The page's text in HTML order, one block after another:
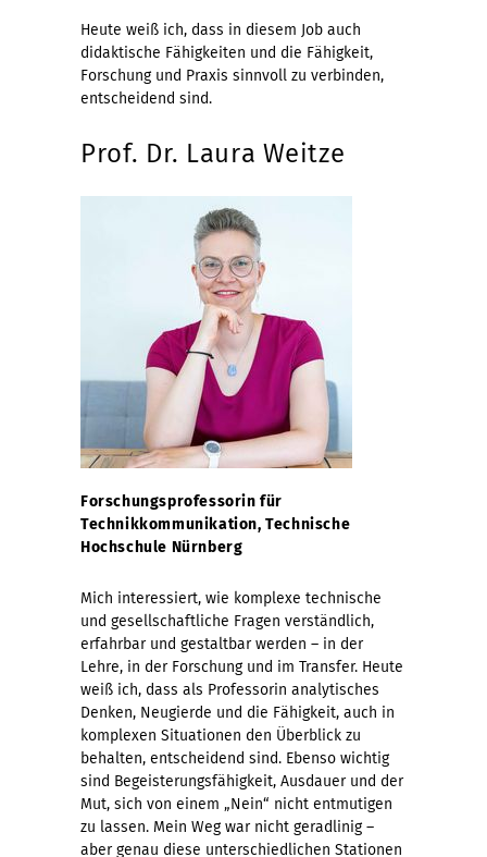
Heute weiß ich, dass in diesem Job auch
didaktische Fähigkeiten und die Fähigkeit,
Forschung und Praxis sinnvoll zu verbinden,
entscheidend sind.
Prof. Dr. Laura Weitze
Forschungsprofessorin für
Technikkommunikation, Technische
Hochschule Nürnberg
Mich interessiert, wie komplexe technische
und gesellschaftliche Fragen verständlich,
erfahrbar und gestaltbar werden – in der
Lehre, in der Forschung und im Transfer. Heute
weiß ich, dass als Professorin analytisches
Denken, Neugierde und die Fähigkeit, auch in
komplexen Situationen den Überblick zu
behalten, entscheidend sind. Ebenso wichtig
sind Begeisterungsfähigkeit, Ausdauer und der
Mut, sich von einem „Nein“ nicht entmutigen
zu lassen. Mein Weg war nicht geradlinig –
aber genau diese unterschiedlichen Stationen